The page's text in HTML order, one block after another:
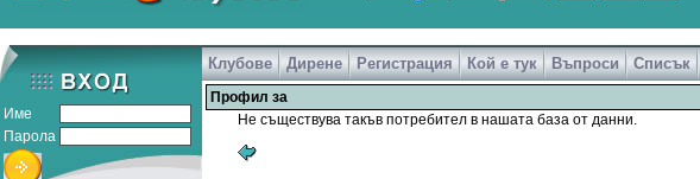
Име
Парола
Клубове Дирене Регистрация Кой е тук Въпроси Списък
Профил за
Не съществува такъв потребител в нашата база от данни.